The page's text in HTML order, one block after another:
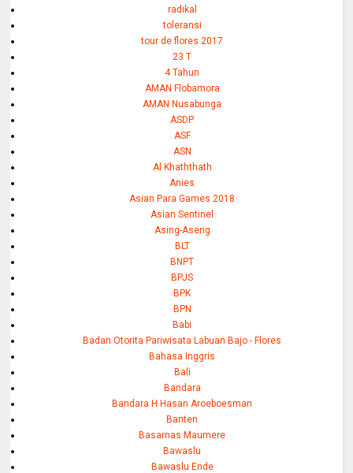
radikal
toleransi
tour de flores 2017
23 T
4 Tahun
AMAN Flobamora
AMAN Nusabunga
ASDP
ASF
ASN
Al Khaththath
Anies
Asian Para Games 2018
Asian Sentinel
Asing-Aseng
BLT
BNPT
BPJS
BPK
BPN
Babi
Badan Otorita Pariwisata Labuan Bajo - Flores
Bahasa Inggris
Bali
Bandara
Bandara H Hasan Aroeboesman
Banten
Basarnas Maumere
Bawaslu
Bawaslu Ende